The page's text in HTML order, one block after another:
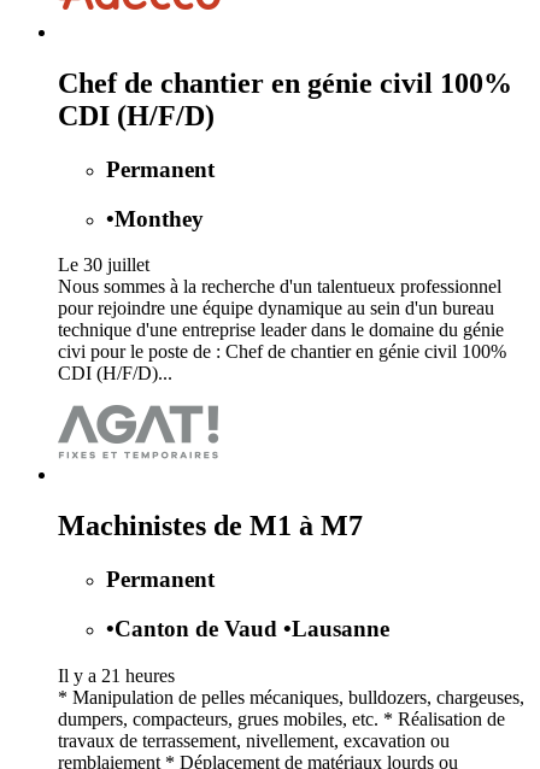
Chef de chantier en génie civil 100%
CDI (H/F/D)
Permanent
•Monthey
Le 30 juillet
Nous sommes à la recherche d'un talentueux professionnel
pour rejoindre une équipe dynamique au sein d'un bureau
technique d'une entreprise leader dans le domaine du génie
civi pour le poste de : Chef de chantier en génie civil 100%
CDI (H/F/D)...
Machinistes de M1 à M7
Permanent
•Canton de Vaud •Lausanne
Il y a 21 heures
* Manipulation de pelles mécaniques, bulldozers, chargeuses,
dumpers, compacteurs, grues mobiles, etc. * Réalisation de
travaux de terrassement, nivellement, excavation ou
remblaiement * Déplacement de matériaux lourds ou